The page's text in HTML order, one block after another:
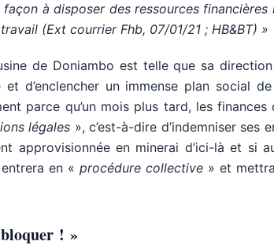
façon à disposer des ressources
(Ext courrier Fhb, 07/01/21 ; HB&BT) »
de Doniambo est telle que sa direction
d’enclencher un immense plan social
parce qu’un mois plus tard, les
légales », c’est-à-dire d’indemniser
approvisionnée en minerai d’ici-là et si
entrera en «procédure collective » et
bloquer ! »